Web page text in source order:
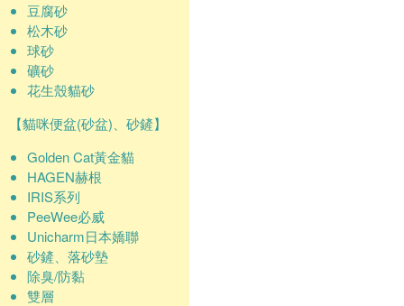
豆腐砂
松木砂
球砂
礦砂
花生殼貓砂
【貓咪便盆(砂盆)、砂鏟】
Golden Cat黃金貓
HAGEN赫根
IRIS系列
PeeWee必威
Unicharm日本嬌聯
砂鏟、落砂墊
除臭/防黏
雙層